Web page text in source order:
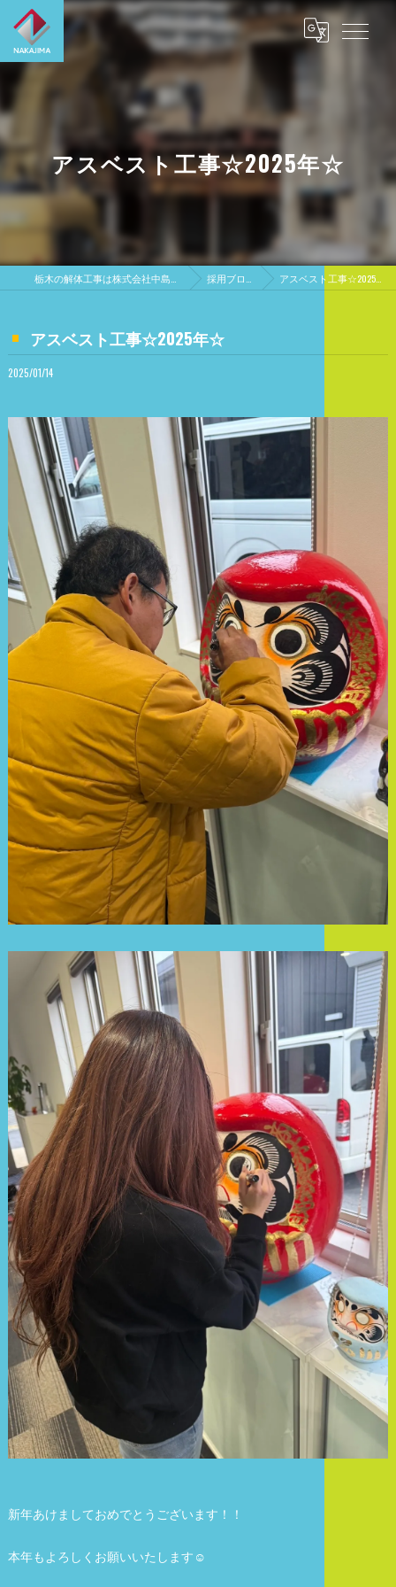
アスベスト工事☆2025年☆
採用ブログ アスベスト工事☆2025年☆
アスベスト工事☆2025年☆
2025/01/14
新年あけましておめでとうございます！！
本年もよろしくお願いいたします☺